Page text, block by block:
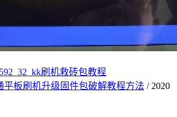
刷机救砖包教程
平板刷机升级固件包破解教程方法 / 2020